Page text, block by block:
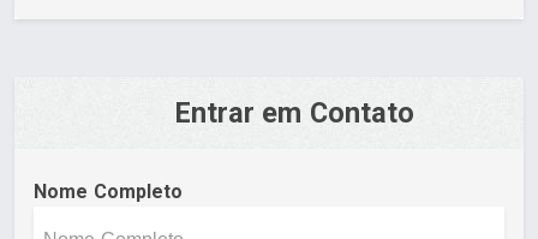
Entrar em Contato
Nome Completo